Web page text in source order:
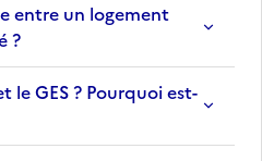
entre un logement
?
le GES ? Pourquoi est-